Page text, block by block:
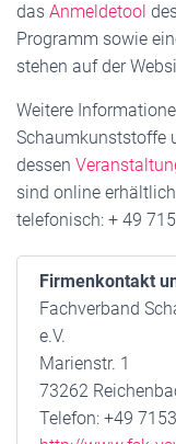
das Anmeldetool
Programm sowie
stehen auf der
Weitere
Schaumkunststoffe
dessen
sind online
telefonisch: + 49
Firmenkontakt
Fachverband
e.V.
Marienstr. 1
73262
Telefon: +49